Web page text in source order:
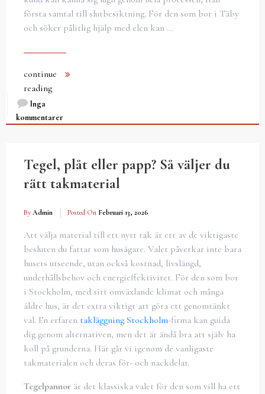
första samtal till slutbesiktning. För den som bor i Täby
och söker pålitlig hjälp med elen kan …
continue
reading
Inga
kommentarer
Tegel, plåt eller papp? Så väljer du
rätt takmaterial
By Admin Posted On Februari 13, 2026
Att välja material till ett nytt tak är ett av de viktigaste
besluten du fattar som husägare. Valet påverkar inte bara
husets utseende, utan också kostnad, livslängd,
underhållsbehov och energieffektivitet. För den som bor
i Stockholm, med sitt omväxlande klimat och många
äldre hus, är det extra viktigt att göra ett genomtänkt
val. En erfaren takläggning Stockholm-firma kan guida
dig genom alternativen, men det är ändå bra att själv ha
koll på grunderna. Här går vi igenom de vanligaste
takmaterialen och deras för- och nackdelar.
Tegelpannor är det klassiska valet för den som vill ha ett